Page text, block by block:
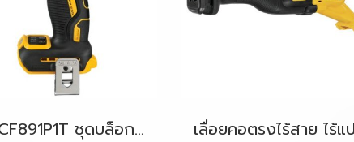
รุ่น DCF891P1T ชุดบล็อกกระแทกไร้สาย 13mm.(1/2") 812N.m 20V-MAX* XR® DeWALT(copy)